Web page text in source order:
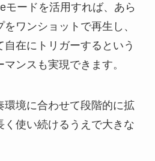
モードを活用すれば、あら
ワンショットで再生し、
在にトリガーするという
ンスも実現できます。
環境に合わせて段階的に拡
く使い続けるうえで大きな